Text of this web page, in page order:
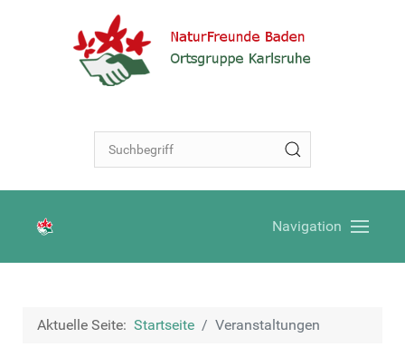
Navigation
Aktuelle Seite: Startseite Veranstaltungen